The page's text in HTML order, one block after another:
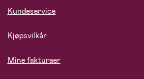
Kundeservice
Kjøpsvilkår
Mine fakturaer